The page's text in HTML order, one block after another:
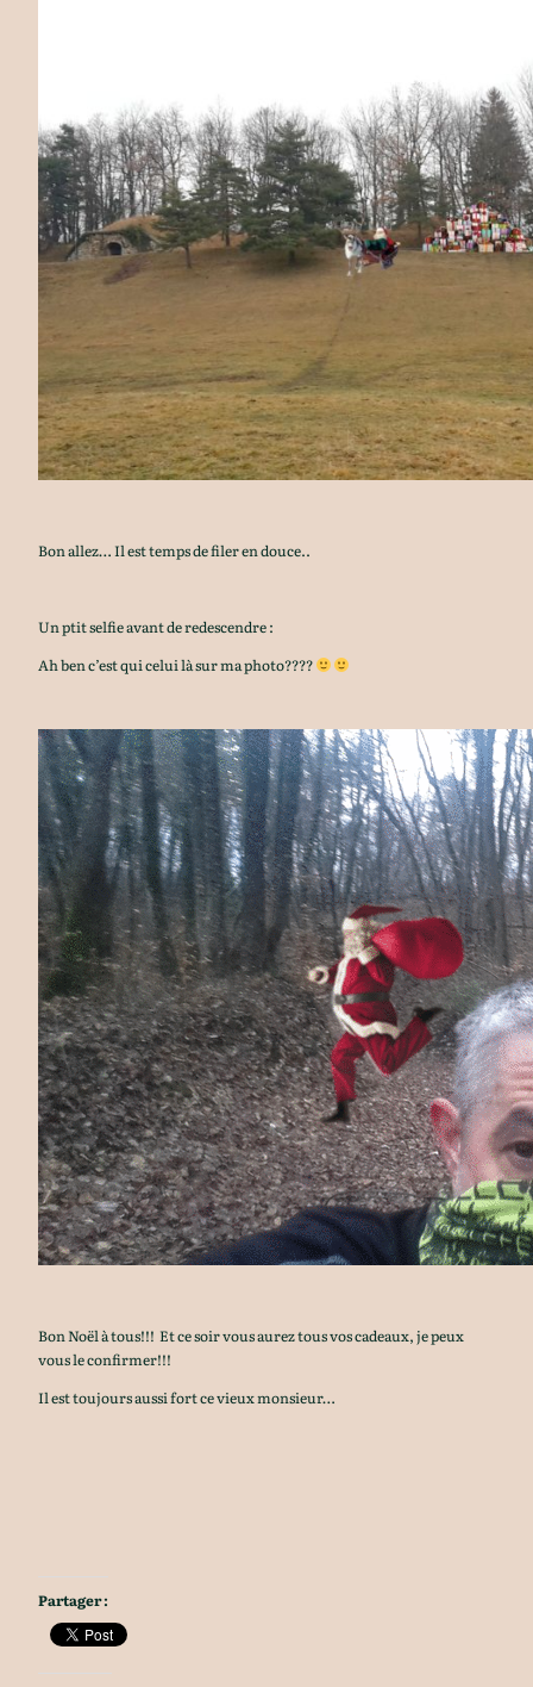
Bon allez… Il est temps de filer en douce..
Un ptit selfie avant de redescendre :
Ah ben c’est qui celui là sur ma photo????
Bon Noël à tous!!! Et ce soir vous aurez tous vos cadeaux, je peux
vous le confirmer!!!
Il est toujours aussi fort ce vieux monsieur…
Partager :